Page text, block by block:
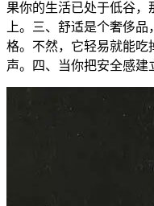
果你的生活已处于低谷，
上。三、舒适是个奢侈
格。不然，它轻易就能吃
声。四、当你把安全感建